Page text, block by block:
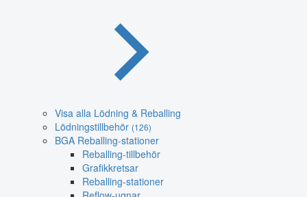
Visa alla Lödning & Reballing
Lödningstillbehör (126)
BGA Reballing-stationer
Reballing-tillbehör
Grafikkretsar
Reballing-stationer